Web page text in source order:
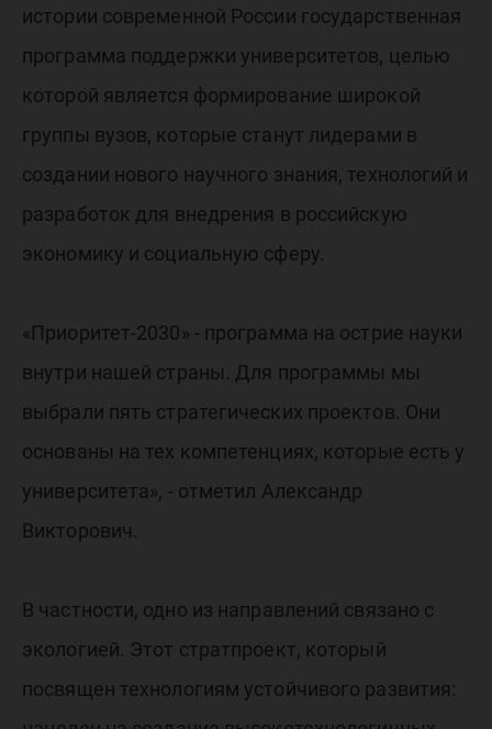
истории современной России государственная
программа поддержки университетов, целью
которой является формирование широкой
группы вузов, которые станут лидерами в
создании нового научного знания, технологий и
разработок для внедрения в российскую
экономику и социальную сферу.
«Приоритет-2030» - программа на острие науки
внутри нашей страны. Для программы мы
выбрали пять стратегических проектов. Они
основаны на тех компетенциях, которые есть у
университета», - отметил Александр
Викторович.
В частности, одно из направлений связано с
экологией. Этот стратпроект, который
посвящен технологиям устойчивого развития: